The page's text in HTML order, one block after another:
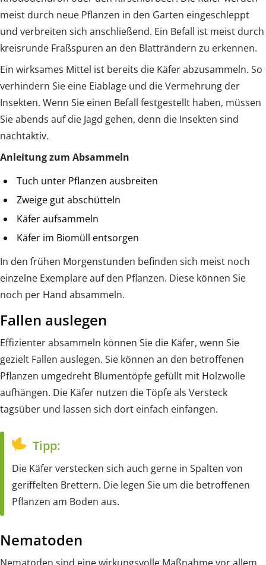
meist durch neue Pflanzen in den Garten eingeschleppt
und verbreiten sich anschließend. Ein Befall ist meist durch
kreisrunde Fraßspuren an den Blatträndern zu erkennen.
Ein wirksames Mittel ist bereits die Käfer abzusammeln. So
verhindern Sie eine Eiablage und die Vermehrung der
Insekten. Wenn Sie einen Befall festgestellt haben, müssen
Sie abends auf die Jagd gehen, denn die Insekten sind
nachtaktiv.
Anleitung zum Absammeln
Tuch unter Pflanzen ausbreiten
Zweige gut abschütteln
Käfer aufsammeln
Käfer im Biomüll entsorgen
In den frühen Morgenstunden befinden sich meist noch
einzelne Exemplare auf den Pflanzen. Diese können Sie
noch per Hand absammeln.
Fallen auslegen
Effizienter absammeln können Sie die Käfer, wenn Sie
gezielt Fallen auslegen. Sie können an den betroffenen
Pflanzen umgedreht Blumentöpfe gefüllt mit Holzwolle
aufhängen. Die Käfer nutzen die Töpfe als Versteck
tagsüber und lassen sich dort einfach einfangen.
Tipp:
Die Käfer verstecken sich auch gerne in Spalten von
geriffelten Brettern. Die legen Sie um die betroffenen
Pflanzen am Boden aus.
Nematoden